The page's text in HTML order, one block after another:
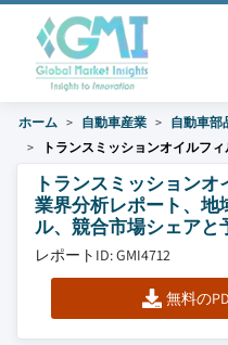
ホーム 自動車産業 自動車部
トランスミッションオイルフ
トランスミッション
業界分析レポート、地
ル、競合市場シェアと
レポートID: GMI4712
無料の